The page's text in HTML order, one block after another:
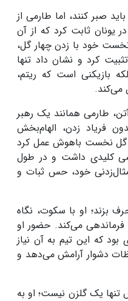
صبر کنند، اما طارمی از
ثابت کرد که از آن
خود با زدن چهار گل،
کرد و نشان داد تنها
بازیکنی است که ریتم،
می‌کند.
طارمی همانند یک رهبر
فریاد زدن، الهام‌بخش
گل نخست باهوش عمل کرد
کلیدی داشت و در طول
خود، حس ثبات و
بزند؛ او با سکوت، نگاه
فرماندهی می‌کند. حضور او
که این تیم به آن نیاز
دشوار آرامش می‌دهد و
تنها یک گلزن نیست؛ او به